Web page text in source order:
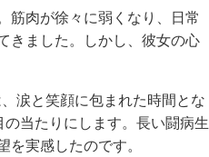
筋肉が徐々に弱くなり、日常
きました。しかし、彼女の心
涙と笑顔に包まれた時間とな
当たりにします。長い闘病生
実感したのです。